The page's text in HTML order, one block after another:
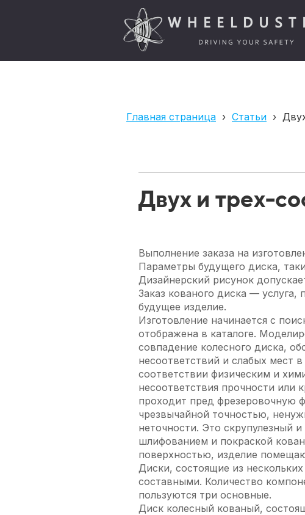
Главная страница › Статьи ›
Двух и трех-
Выполнение заказа на
Параметры будущего диска,
Дизайнерский рисунок
Заказ кованого диска — услуга,
будущее изделие.
Изготовление начинается с
отображена в каталоге.
совпадение колесного диска,
несоответствий и слабых мест
соответствии физическим и
несоответствия прочности или
проходит пред фрезеровочную
чрезвычайной точностью,
неточности. Это скрупулезный
шлифованием и покраской
поверхностью, изделие
Диски, состоящие из
составными. Количество
пользуются три основные.
Диск колесный кованый,